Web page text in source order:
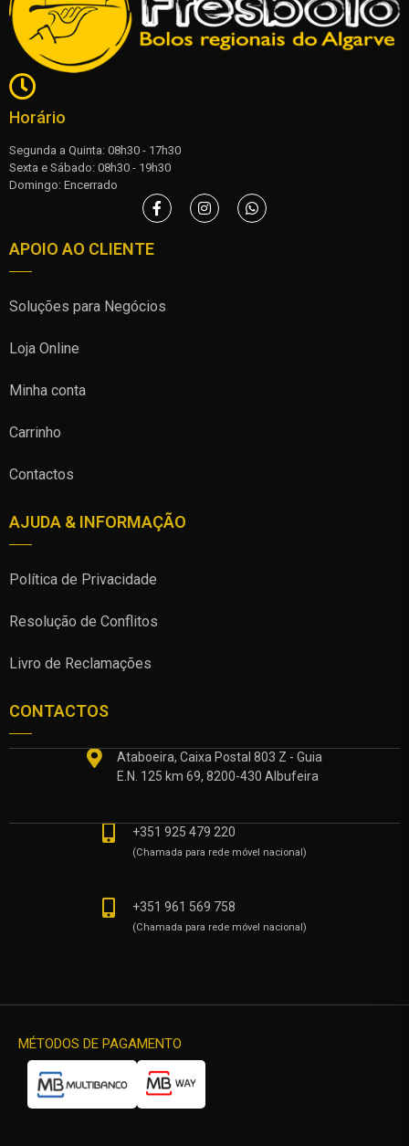
Horário
Segunda a Quinta: 08h30 - 17h30
Sexta e Sábado: 08h30 - 19h30
Domingo: Encerrado
APOIO AO CLIENTE
Soluções para Negócios
Loja Online
Minha conta
Carrinho
Contactos
AJUDA & INFORMAÇÃO
Política de Privacidade
Resolução de Conflitos
Livro de Reclamações
CONTACTOS
Ataboeira, Caixa Postal 803 Z - Guia
E.N. 125 km 69, 8200-430 Albufeira
+351 925 479 220
(Chamada para rede móvel nacional)
+351 961 569 758
(Chamada para rede móvel nacional)
MÉTODOS DE PAGAMENTO